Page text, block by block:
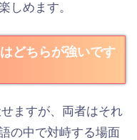
しめます。
どちらが強いです
ますが、両者はそれ
の中で対峙する場面